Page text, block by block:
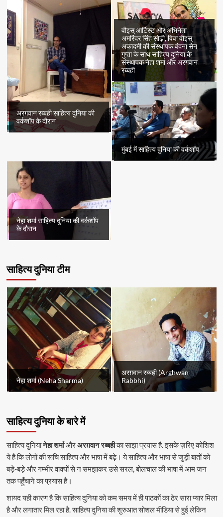
अरग़वान रब्बही साहित्य दुनिया की
वर्कशॉप के दौरान
वौइस् आर्टिस्ट और अभिनेता
अमरिंदर सिंह सोढ़ी, विवा वौइस्
अकादमी की संस्थापक वंदना सेन
गुप्ता के साथ साहित्य दुनिया के
संस्थापक नेहा शर्मा और अरग़वान
रब्बही
मुंबई में साहित्य दुनिया की वर्कशॉप
नेहा शर्मा साहित्य दुनिया की वर्कशॉप
के दौरान
साहित्य दुनिया टीम
नेहा शर्मा (Neha Sharma)
अरग़वान रब्बही (Arghwan
Rabbhi)
साहित्य दुनिया के बारे में
साहित्य दुनियानेहा शर्माऔरअरग़वान रब्बहीका साझा प्रयास है. इसके ज़रिए कोशिश
ये है कि लोगों की रूचि साहित्य और भाषा में बढ़े। ये साहित्य और भाषा से जुड़ी बातों को
बड़े-बड़े और गम्भीर वाक्यों से न समझाकर उसे सरल, बोलचाल की भाषा में आम जन
तक पहुँचाने का प्रयास है।
शायद यही कारण है कि साहित्य दुनिया को कम समय में ही पाठकों का ढेर सारा प्यार मिला
है और लगातार मिल रहा है. साहित्य दुनिया की शुरुआत सोशल मीडिया से हुई लेकिन